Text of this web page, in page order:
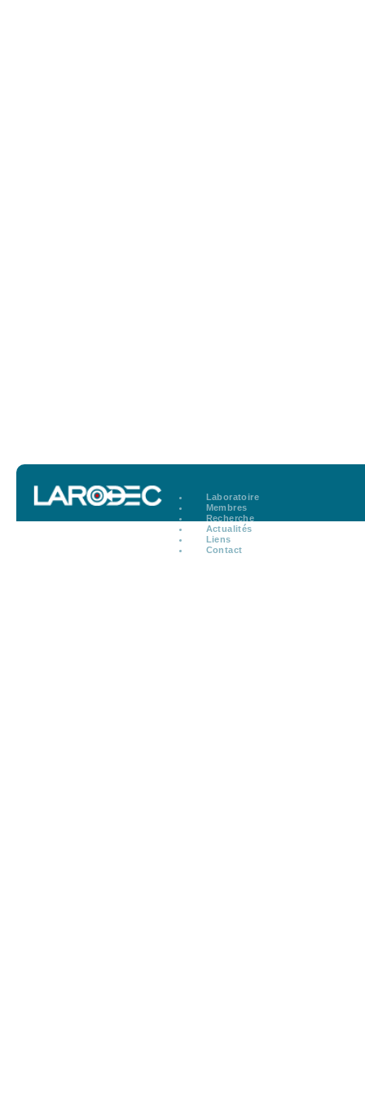
Laboratoire
Membres
Recherche
Actualités
Liens
Contact